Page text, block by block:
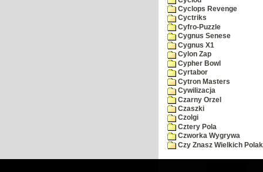
Cyclops Revenge
Cyctriks
Cyfro-Puzzle
Cygnus Senese
Cygnus X1
Cylon Zap
Cypher Bowl
Cyrtabor
Cytron Masters
Cywilizacja
Czarny Orzel
Czaszki
Czolgi
Cztery Pola
Czworka Wygrywa
Czy Znasz Wielkich